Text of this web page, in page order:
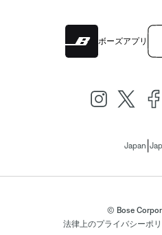
ボーズアプリ
Japan
© Bose
法律上のプライバシーポ